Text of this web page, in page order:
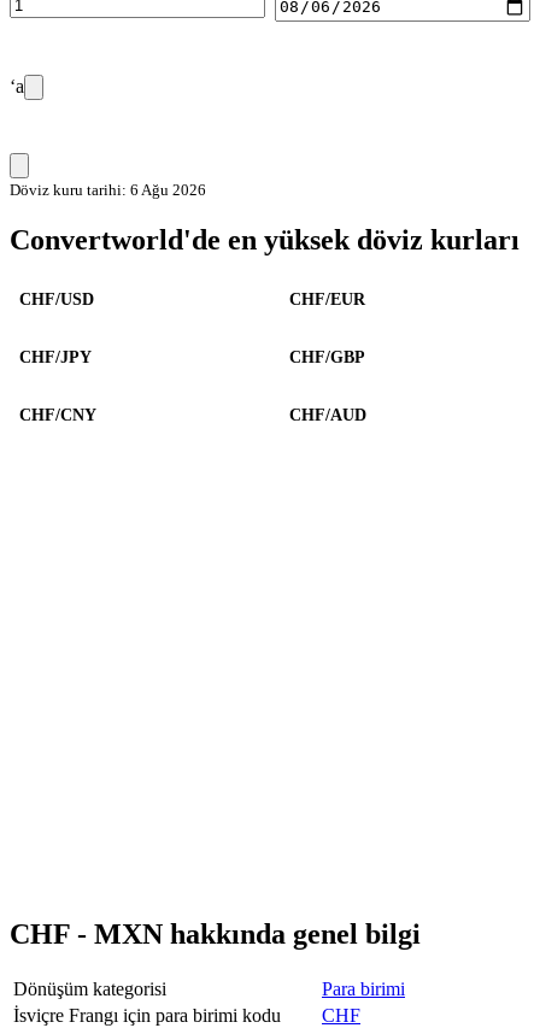
‘a
Döviz kuru tarihi: 6 Ağu 2026
Convertworld'de en yüksek döviz kurları
CHF/USD CHF/EUR
CHF/JPY CHF/GBP
CHF/CNY CHF/AUD
CHF - MXN hakkında genel bilgi
Dönüşüm kategorisi
Para birimi
İsviçre Frangı için para birimi kodu
CHF